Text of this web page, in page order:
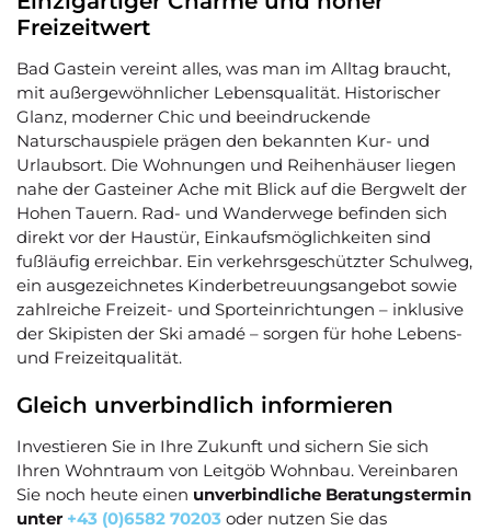
Freizeitwert
Bad Gastein vereint alles, was man im Alltag braucht,
mit außergewöhnlicher Lebensqualität. Historischer
Glanz, moderner Chic und beeindruckende
Naturschauspiele prägen den bekannten Kur- und
Urlaubsort. Die Wohnungen und Reihenhäuser liegen
nahe der Gasteiner Ache mit Blick auf die Bergwelt der
Hohen Tauern. Rad- und Wanderwege befinden sich
direkt vor der Haustür, Einkaufsmöglichkeiten sind
fußläufig erreichbar. Ein verkehrsgeschützter Schulweg,
ein ausgezeichnetes Kinderbetreuungsangebot sowie
zahlreiche Freizeit- und Sporteinrichtungen – inklusive
der Skipisten der Ski amadé – sorgen für hohe Lebens-
und Freizeitqualität.
Gleich unverbindlich informieren
Investieren Sie in Ihre Zukunft und sichern Sie sich
Ihren Wohntraum von Leitgöb Wohnbau. Vereinbaren
Sie noch heute einen unverbindliche Beratungstermin
unter +43 (0)6582 70203 oder nutzen Sie das